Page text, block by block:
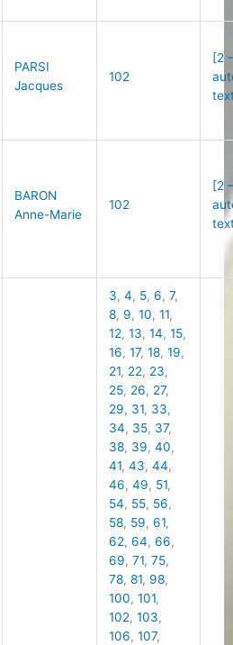
PARSI
Jacques
102
[2
BARON
Anne-Marie
102
[2
3,4, 5,6,7,
8, 9,10,11,
12,13,14,15,
16,17,18,19,
21, 22, 23,
25, 26, 27,
29, 31, 33,
34, 35, 37,
38, 39,40,
41,43,44,
46,49, 51,
54, 55, 56,
58, 59,61,
62,64,66,
69,71,75,
78,81, 98,
100,101,
102,103,
106,107,